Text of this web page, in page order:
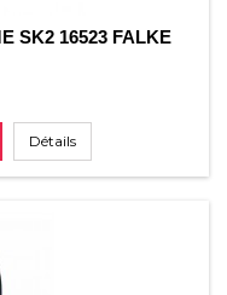
SK2 16523 FALKE
Détails